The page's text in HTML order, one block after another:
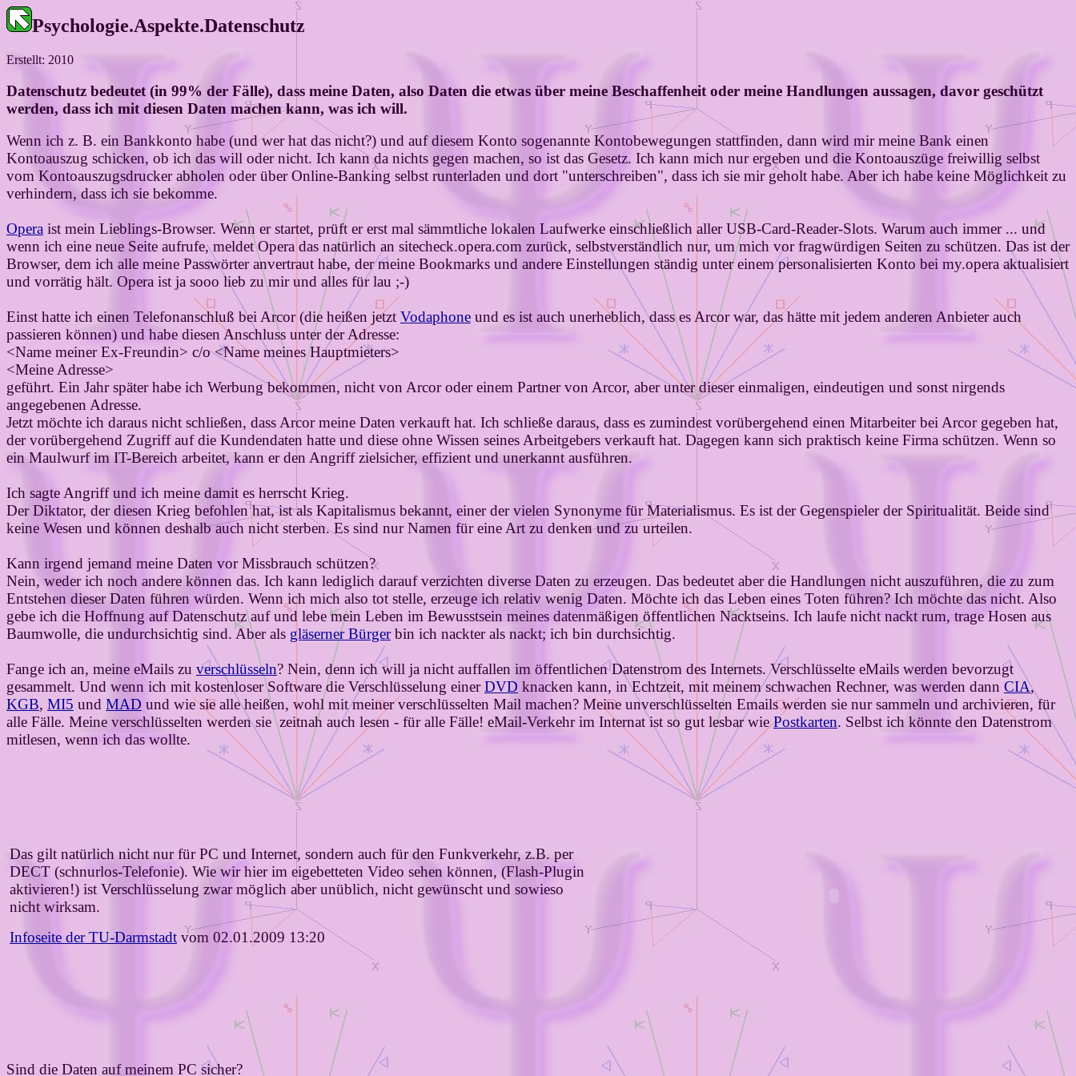
Psychologie.Aspekte.Datenschutz
Erstellt: 2010
Datenschutz bedeutet (in 99% der Fälle), dass meine Daten, also Daten die etwas über meine Beschaffenheit oder meine Handlungen aussagen, davor geschützt
werden, dass ich mit diesen Daten machen kann, was ich will.
Wenn ich z. B. ein Bankkonto habe (und wer hat das nicht?) und auf diesem Konto sogenannte Kontobewegungen stattfinden, dann wird mir meine Bank einen
Kontoauszug schicken, ob ich das will oder nicht. Ich kann da nichts gegen machen, so ist das Gesetz. Ich kann mich nur ergeben und die Kontoauszüge freiwillig selbst
vom Kontoauszugsdrucker abholen oder über Online-Banking selbst runterladen und dort "unterschreiben", dass ich sie mir geholt habe. Aber ich habe keine Möglichkeit zu
verhindern, dass ich sie bekomme.
Opera ist mein Lieblings-Browser. Wenn er startet, prüft er erst mal sämmtliche lokalen Laufwerke einschließlich aller USB-Card-Reader-Slots. Warum auch immer ... und
wenn ich eine neue Seite aufrufe, meldet Opera das natürlich an sitecheck.opera.com zurück, selbstverständlich nur, um mich vor fragwürdigen Seiten zu schützen. Das ist der
Browser, dem ich alle meine Passwörter anvertraut habe, der meine Bookmarks und andere Einstellungen ständig unter einem personalisierten Konto bei my.opera aktualisiert
und vorrätig hält. Opera ist ja sooo lieb zu mir und alles für lau ;-)
Einst hatte ich einen Telefonanschluß bei Arcor (die heißen jetzt Vodaphone und es ist auch unerheblich, dass es Arcor war, das hätte mit jedem anderen Anbieter auch
passieren können) und habe diesen Anschluss unter der Adresse:
<Name meiner Ex-Freundin> c/o <Name meines Hauptmieters>
<Meine Adresse>
geführt. Ein Jahr später habe ich Werbung bekommen, nicht von Arcor oder einem Partner von Arcor, aber unter dieser einmaligen, eindeutigen und sonst nirgends
angegebenen Adresse.
Jetzt möchte ich daraus nicht schließen, dass Arcor meine Daten verkauft hat. Ich schließe daraus, dass es zumindest vorübergehend einen Mitarbeiter bei Arcor gegeben hat,
der vorübergehend Zugriff auf die Kundendaten hatte und diese ohne Wissen seines Arbeitgebers verkauft hat. Dagegen kann sich praktisch keine Firma schützen. Wenn so
ein Maulwurf im IT-Bereich arbeitet, kann er den Angriff zielsicher, effizient und unerkannt ausführen.
Ich sagte Angriff und ich meine damit es herrscht Krieg.
Der Diktator, der diesen Krieg befohlen hat, ist als Kapitalismus bekannt, einer der vielen Synonyme für Materialismus. Es ist der Gegenspieler der Spiritualität. Beide sind
keine Wesen und können deshalb auch nicht sterben. Es sind nur Namen für eine Art zu denken und zu urteilen.
Kann irgend jemand meine Daten vor Missbrauch schützen?
Nein, weder ich noch andere können das. Ich kann lediglich darauf verzichten diverse Daten zu erzeugen. Das bedeutet aber die Handlungen nicht auszuführen, die zu zum
Entstehen dieser Daten führen würden. Wenn ich mich also tot stelle, erzeuge ich relativ wenig Daten. Möchte ich das Leben eines Toten führen? Ich möchte das nicht. Also
gebe ich die Hoffnung auf Datenschutz auf und lebe mein Leben im Bewusstsein meines datenmäßigen öffentlichen Nacktseins. Ich laufe nicht nackt rum, trage Hosen aus
Baumwolle, die undurchsichtig sind. Aber als gläserner Bürgerbin ich nackter als nackt; ich bin durchsichtig.
Fange ich an, meine eMails zu verschlüsseln? Nein, denn ich will ja nicht auffallen im öffentlichen Datenstrom des Internets. Verschlüsselte eMails werden bevorzugt
gesammelt. Und wenn ich mit kostenloser Software die Verschlüsselung einerDVD knacken kann, in Echtzeit, mit meinem schwachen Rechner, was werden dann CIA,
KGB, MI5 und MAD und wie sie alle heißen, wohl mit meiner verschlüsselten Mail machen? Meine unverschlüsselten Emails werden sie nur sammeln und archivieren, für
alle Fälle. Meine verschlüsselten werden sie zeitnah auch lesen - für alle Fälle! eMail-Verkehr im Internat ist so gut lesbar wiePostkarten. Selbst ich könnte den Datenstrom
mitlesen, wenn ich das wollte.
Das gilt natürlich nicht nur für PC und Internet, sondern auch für den Funkverkehr, z.B. per
DECT (schnurlos-Telefonie). Wie wir hier im eigebetteten Video sehen können, (Flash-Plugin
aktivieren!) ist Verschlüsselung zwar möglich aber unüblich, nicht gewünscht und sowieso
nicht wirksam.
Infoseite der TU-Darmstadt vom 02.01.2009 13:20
Sind die Daten auf meinem PC sicher?